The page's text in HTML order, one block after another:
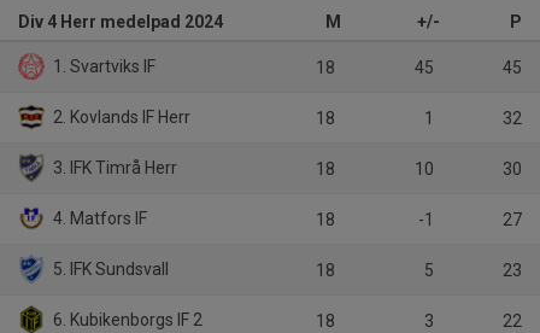
Div 4 Herr medelpad 2024 M +/- P
1. Svartviks IF 18 45 45
2. Kovlands IF Herr 18 1 32
3. IFK Timrå Herr 18 10 30
4. Matfors IF 18 -1 27
5. IFK Sundsvall 18 5 23
6. Kubikenborgs IF 2 18 3 22